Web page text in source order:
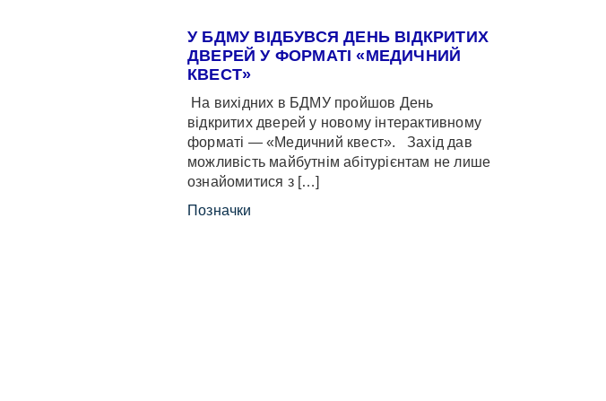
У БДМУ ВІДБУВСЯ ДЕНЬ ВІДКРИТИХ
ДВЕРЕЙ У ФОРМАТІ «МЕДИЧНИЙ
КВЕСТ»
На вихідних в БДМУ пройшов День
відкритих дверей у новому інтерактивному
форматі — «Медичний квест». Захід дав
можливість майбутнім абітурієнтам не лише
ознайомитися з […]
Позначки